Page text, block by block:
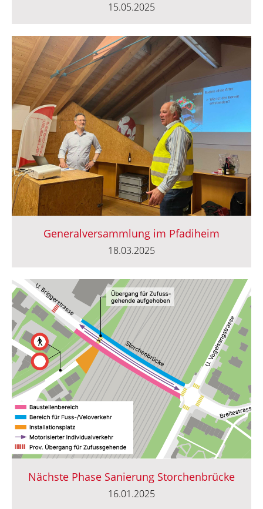
15.05.2025
Generalversammlung im Pfadiheim
18.03.2025
Nächste Phase Sanierung Storchenbrücke
16.01.2025